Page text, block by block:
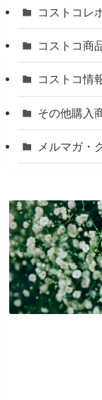
コストコレ
コストコ商
コストコ情
その他購入
メルマガ・